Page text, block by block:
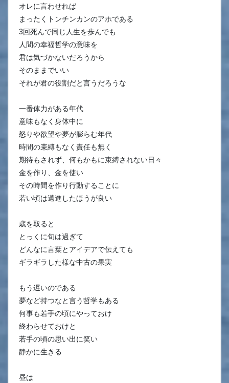
オレに言わせれば
まったくトンチンカンのアホである
3回死んで同じ人生を歩んでも
人間の幸福哲学の意味を
君は気づかないだろうから
そのままでいい
それが君の役割だと言うだろうな
一番体力がある年代
意味もなく身体中に
怒りや欲望や夢が膨らむ年代
時間の束縛もなく責任も無く
期待もされず、何もかもに束縛されない日々
金を作り、金を使い
その時間を作り行動することに
若い頃は邁進したほうが良い
歳を取ると
とっくに旬は過ぎて
どんなに言葉とアイデアで伝えても
ギラギラした様な中古の果実
もう遅いのである
夢など持つなと言う哲学もある
何事も若手の頃にやっておけ
終わらせておけと
若手の頃の思い出に笑い
静かに生きる
昼は